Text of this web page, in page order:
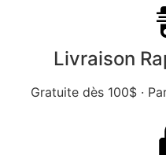
Livraison
Gratuite dès 100$ ·